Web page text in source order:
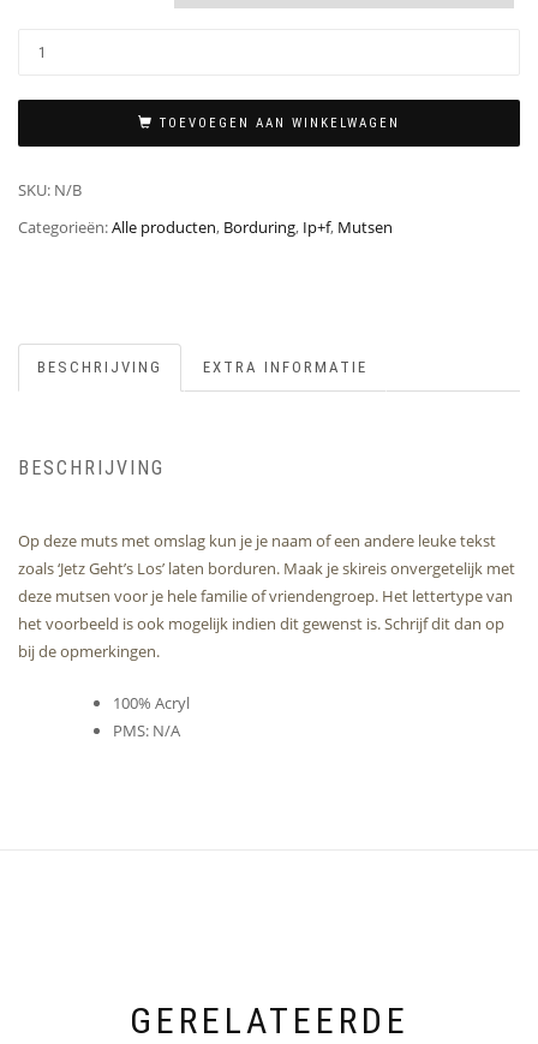
TOEVOEGEN AAN WINKELWAGEN
SKU: N/B
Categorieën:Alle producten, Borduring, Ip+f, Mutsen
BESCHRIJVING EXTRA INFORMATIE
BESCHRIJVING
Op deze muts met omslag kun je je naam of een andere leuke tekst
zoals ‘Jetz Geht’s Los’ laten borduren. Maak je skireis onvergetelijk met
deze mutsen voor je hele familie of vriendengroep. Het lettertype van
het voorbeeld is ook mogelijk indien dit gewenst is. Schrijf dit dan op
bij de opmerkingen.
100% Acryl
PMS: N/A
GERELATEERDE